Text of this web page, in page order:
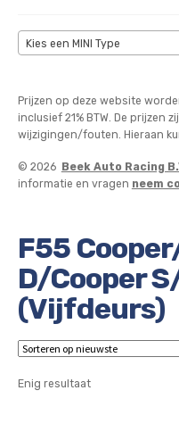
F55
D/Cooper
(Vijfdeurs)
Enig resultaat
Kies een MINI Type
Prijzen op deze website
inclusief 21% BTW. De prijzen
wijzigingen/fouten. Hieraan
© 2026 Beek Auto Racing
informatie en vragen neem